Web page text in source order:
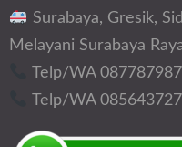
Surabaya, Gresik,
Melayani Surabaya
Telp/WA
Telp/WA